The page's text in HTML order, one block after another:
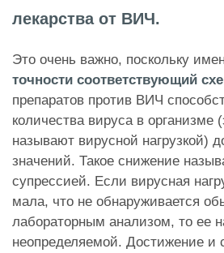
лекарства от ВИЧ.
Это очень важно, поскольку
точности соответствующий
препаратов против ВИЧ
количества вируса в организме
называют вирусной нагрузкой)
значений. Такое снижение
супрессией. Если вирусная
мала, что не обнаруживается
лабораторным анализом, то ее
неопределяемой. Достижение и